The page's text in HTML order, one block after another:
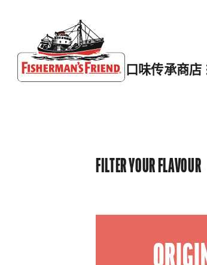
口味传承商店
FILTER YOUR FLAVOUR